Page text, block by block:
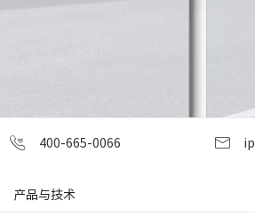
400-665-0066
产品与技术